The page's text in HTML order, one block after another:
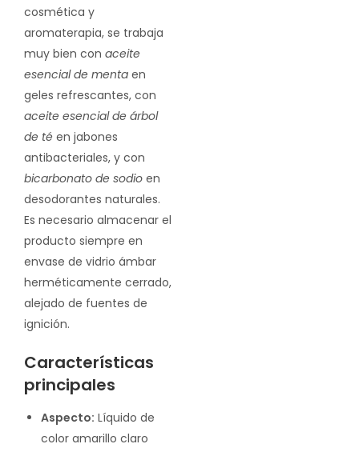
cosmética y
aromaterapia, se trabaja
muy bien con aceite
esencial de menta en
geles refrescantes, con
aceite esencial de árbol
de té en jabones
antibacteriales, y con
bicarbonato de sodio en
desodorantes naturales.
Es necesario almacenar el
producto siempre en
envase de vidrio ámbar
herméticamente cerrado,
alejado de fuentes de
ignición.
Características
principales
Aspecto: Líquido de
color amarillo claro